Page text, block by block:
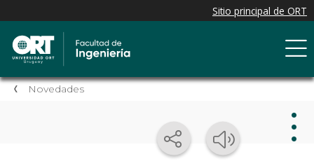
Novedades